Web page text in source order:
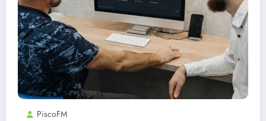
PiscoFM